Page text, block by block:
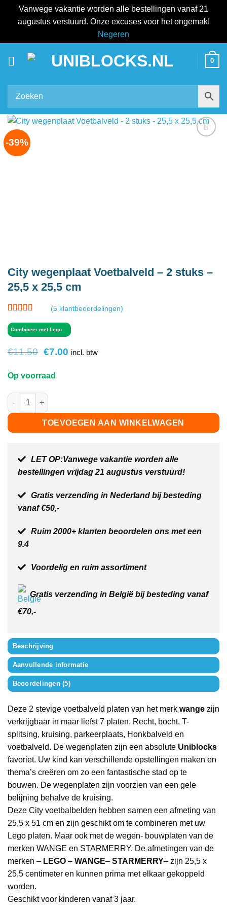
Vanwege vakantie worden alle bestellingen vanaf 21
augustus verstuurd. Onze excuses voor het ongemak!
Negeren
0
-39%
City wegenplaat Voetbalveld – 2 stuks –
25,5 x 25,5 cm
4.8op 5
gebaseerd
waarderingen
(5klantbeoordelingen)
Combineer met Lego
€11.50 Oorspronkelijke
was:
€11.50.
€7.00Huidige
incl. btw
Op voorraad
City wegenplaat Voetbalveld - 2 stuks - 25,5 x 25,5 cm aantal
TOEVOEGEN AAN WINKELWAGEN
LET OP:Vanwege vakantie worden alle
bestellingen vrijdag 21 augustus verstuurd!
Gratis verzending in Nederland bij besteding
vanaf €50,-
Ruim 2000+ klanten beoordelen ons met een
9.4
Voordelig en ruim assortiment
Gratis verzending in België bij besteding vanaf
€70,-
Beschrijving
Aanvullende informatie
Beoordelingen (5)
Deze 2 stevige voetbalveld platen van het merk wange zijn
verkrijgbaar in maar liefst 7 platen. Recht, bocht, T-
splitsing, kruising, parkeerplaats, Honkbalveld en
voetbalveld. De wegenplaten zijn een absolute Uniblocks
favoriet. Uw kind kan verschillende opstellingen maken en
thema’s creëren om zo een fantastische stad op te
bouwen. De wegenplaten zijn voorzien van een gele
belijning behalve de kruising.
Deze City voetbalbelden hebben samen een afmeting van
25,5 x 51 cm en zijn geschikt om te combineren met uw
Lego platen. Maar ook met de wegen- bouwplaten van de
merken WANGE en STARMERRY. De afmetingen van de
merken – LEGO – WANGE– STARMERRY– zijn 25,5 x
25,5 centimeter en kunnen prima met elkaar gekoppeld
worden.
Geschikt voor kinderen vanaf 3 jaar.